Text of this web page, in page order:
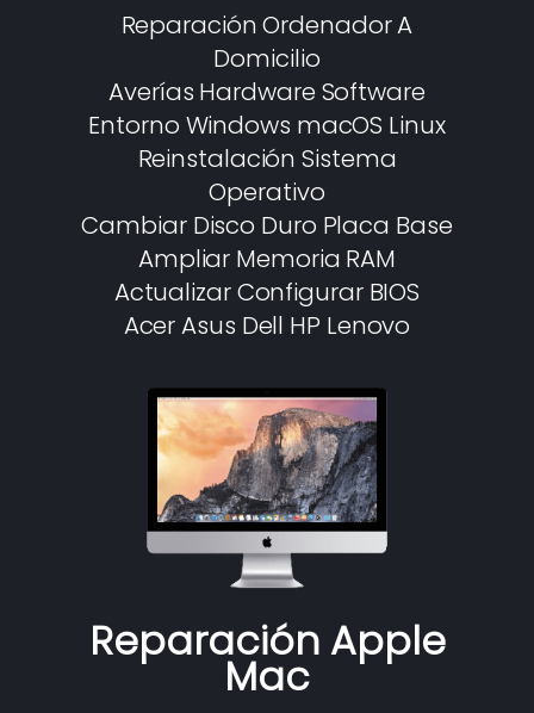
Reparación Ordenador A
Domicilio
Averías Hardware Software
Entorno Windows macOS Linux
Reinstalación Sistema
Operativo
Cambiar Disco Duro Placa Base
Ampliar Memoria RAM
Actualizar Configurar BIOS
Acer Asus Dell HP Lenovo
Reparación Apple
Mac